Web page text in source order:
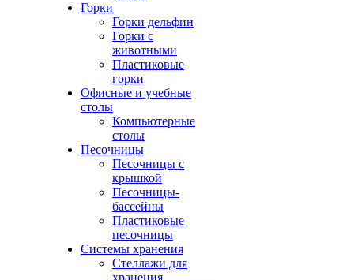
Горки
Горки дельфин
Горки с
животными
Пластиковые
горки
Офисные и учебные
столы
Компьютерные
столы
Песочницы
Песочницы с
крышкой
Песочницы-
бассейны
Пластиковые
песочницы
Системы хранения
Стеллажи для
хранения